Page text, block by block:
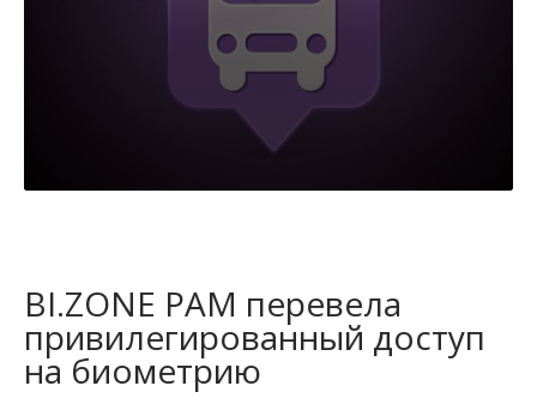
BI.ZONE PAM перевела
привилегированный доступ
на биометрию